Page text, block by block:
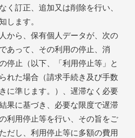
く訂正、追加又は削除を行い、
します。
から、保有個人データが、次の
あって、その利用の停止、消
停止（以下、「利用停止等」と
れた場合（請求手続き及び手数
に準じます。）、遅滞なく必要
果に基づき、必要な限度で遅滞
利用停止等を行い、その旨をご
だし、利用停止等に多額の費用